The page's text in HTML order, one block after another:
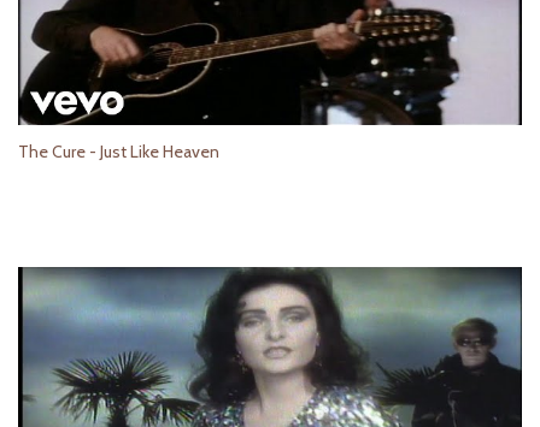
The Cure - Just Like Heaven